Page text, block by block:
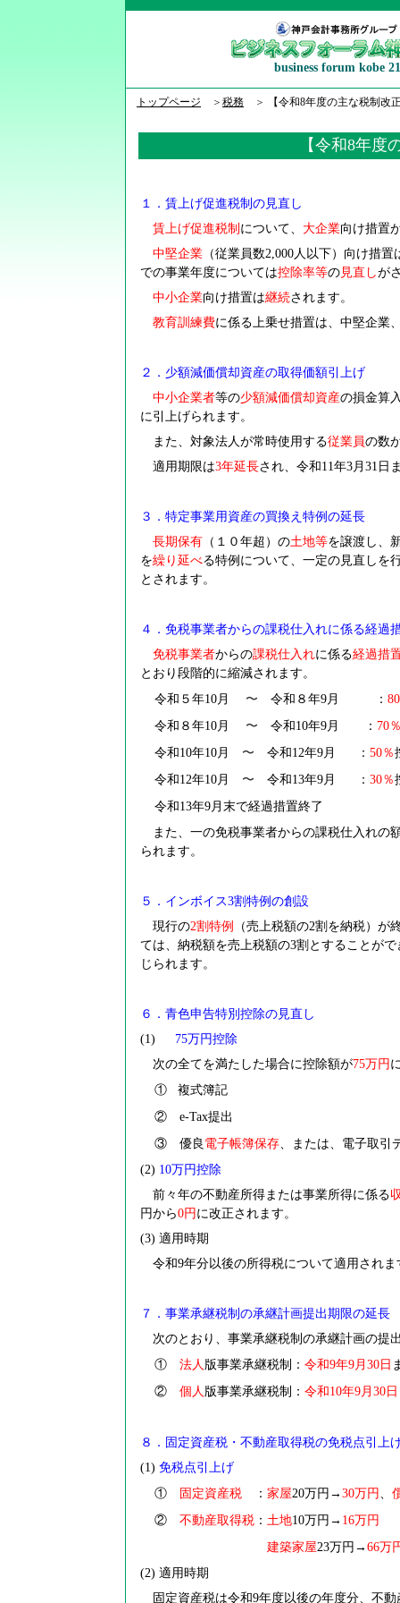
business forum kobe 21
トップページ ＞ 税務 ＞ 【令和8年度の主な税制改
【令和8年度
１．賃上げ促進税制の見直し
賃上げ促進税制 について、 大企業向け措置
中堅企業 （従業員数2,000人以下）向け措
での事業年度については控除率等の 見直しが
中小企業向け措置は継続されます。
教育訓練費に係る上乗せ措置は、中堅企業
２．少額減価償却資産の取得価額引上げ
中小企業者等の少額減価償却資産の損金算
に引上げられます。
また、対象法人が常時使用する従業員の数
適用期限は3年延長され、令和11年3月31日
３．特定事業用資産の買換え特例の延長
長期保有 （１０年超）の土地等を譲渡し、
を繰り延べる特例について、一定の見直しを
とされます。
４．免税事業者からの課税仕入れに係る経過
免税事業者からの課税仕入れに係る経過措
とおり段階的に縮減されます。
令和５年10月 〜 令和８年9月 ： 80
令和８年10月 〜 令和10年9月 ： 70
令和10年10月 〜 令和12年9月 ： 50％
令和12年10月 〜 令和13年9月 ： 30％
令和13年9月末で経過措置終了
また、一の免税事業者からの課税仕入れの
られます。
５．インボイス3割特例の創設
現行の2割特例
（売上税額の2割を納税）が
ては、納税額を売上税額の3割とすることがで
じられます。
６．青色申告特別控除の見直し
(1)
75万円控除
次の全てを満たした場合に控除額が75万円
①
複式簿記
② e-Tax提出
③ 優良 電子帳簿保存、または、電子取引
(2) 10万円控除
前々年の不動産所得または事業所得に係る
円から0円 に改正されます。
(3) 適用時期
令和9年分以後の所得税について適用されま
７．事業承継税制の承継計画提出期限の延長
次のとおり、事業承継税制の承継計画の提
① 法人 版事業承継税制： 令和9年9月30日
② 個人 版事業承継税制： 令和10年9月30日
８．固定資産税・不動産取得税の免税点引上
(1) 免税点引上げ
①
固定資産税 ： 家屋20万円→ 30万円 、
② 不動産取得税 ： 土地10万円→ 16万円
建築家屋23万円→ 66万
(2) 適用時期
固定資産税は令和9年度以後の年度分、不